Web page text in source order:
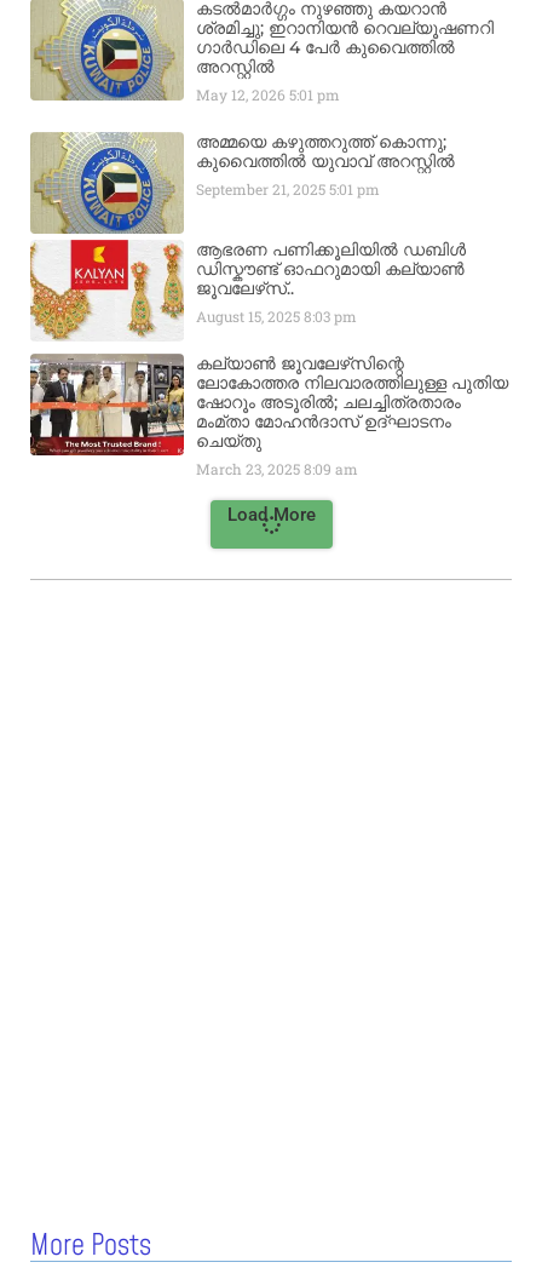
കടൽമാർഗ്ഗം നുഴഞ്ഞു കയറാൻ
ശ്രമിച്ചു; ഇറാനിയൻ റെവല്യൂഷണറി
ഗാർഡിലെ 4 പേർ കുവൈത്തിൽ
അറസ്റ്റിൽ
May 12, 20265:01 pm
അമ്മയെ കഴുത്തറുത്ത് കൊന്നു;
കുവൈത്തിൽ യുവാവ് അറസ്റ്റിൽ
September 21, 20255:01 pm
ആഭരണ പണിക്കൂലിയിൽ ഡബിൾ
ഡിസ്കൗണ്ട് ഓഫറുമായി കല്യാൺ
ജൂവലേഴ്‌സ്..
August 15, 20258:03 pm
കല്യാൺ ജൂവലേഴ്‌സിന്റെ
ലോകോത്തര നിലവാരത്തിലുള്ള പുതിയ
ഷോറൂം അടൂരിൽ; ചലച്ചിത്രതാരം
മംമ്താ മോഹൻദാസ് ഉദ്ഘാടനം
ചെയ്‌തു
March 23, 20258:09 am
Load More
More Posts